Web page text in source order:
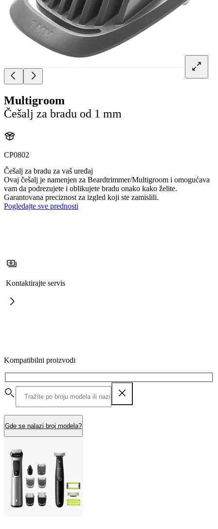
Multigroom
Češalj za bradu od 1 mm
CP0802
Češalj za bradu za vaš uređaj
Ovaj češalj je namenjen za Beardtrimmer/Multigroom i omogućava
vam da podrezujete i oblikujete bradu onako kako želite.
Garantovana preciznost za izgled koji ste zamislili.
Pogledajte sve prednosti
Kontaktirajte servis
Kompatibilni proizvodi
Gde se nalazi broj modela?